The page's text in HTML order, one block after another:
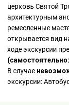
церковь Святой
архитектурным
ремесленные
открывается вид
ходе экскурсии
В случае
экскурсии: